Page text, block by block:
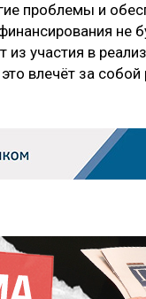
проблемы и
не
из участия в
влечёт за